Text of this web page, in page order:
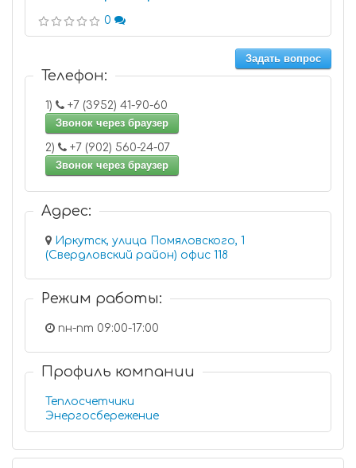
0
Задать вопрос
Телефон:
1)
+7 (3952) 41-90-60
Звонок через браузер
2)
+7 (902) 560-24-07
Звонок через браузер
Адрес:
Иркутск, улица Помяловского, 1
(Свердловский район) офис 118
Режим работы:
пн-пт 09:00-17:00
Профиль компании
Теплосчетчики
Энергосбережение